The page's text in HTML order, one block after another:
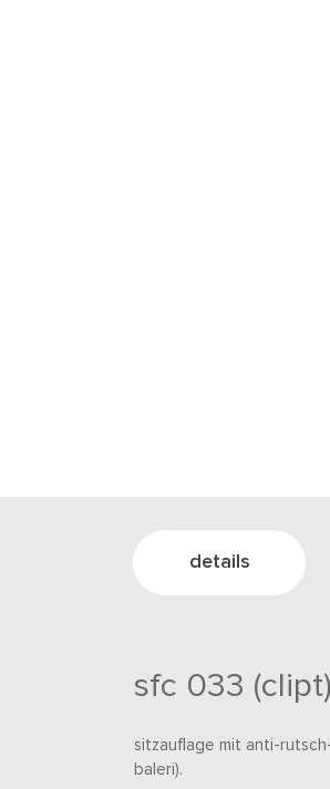
details
sfc 033
sitzauflage mit anti-
baleri).